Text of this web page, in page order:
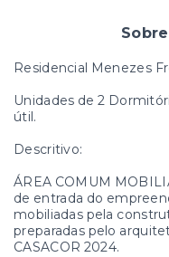
Residencial Menezes
Unidades de 2
útil.
Descritivo:
ÁREA COMUM
de entrada do
mobiliadas pela
preparadas pelo
CASACOR 2024.